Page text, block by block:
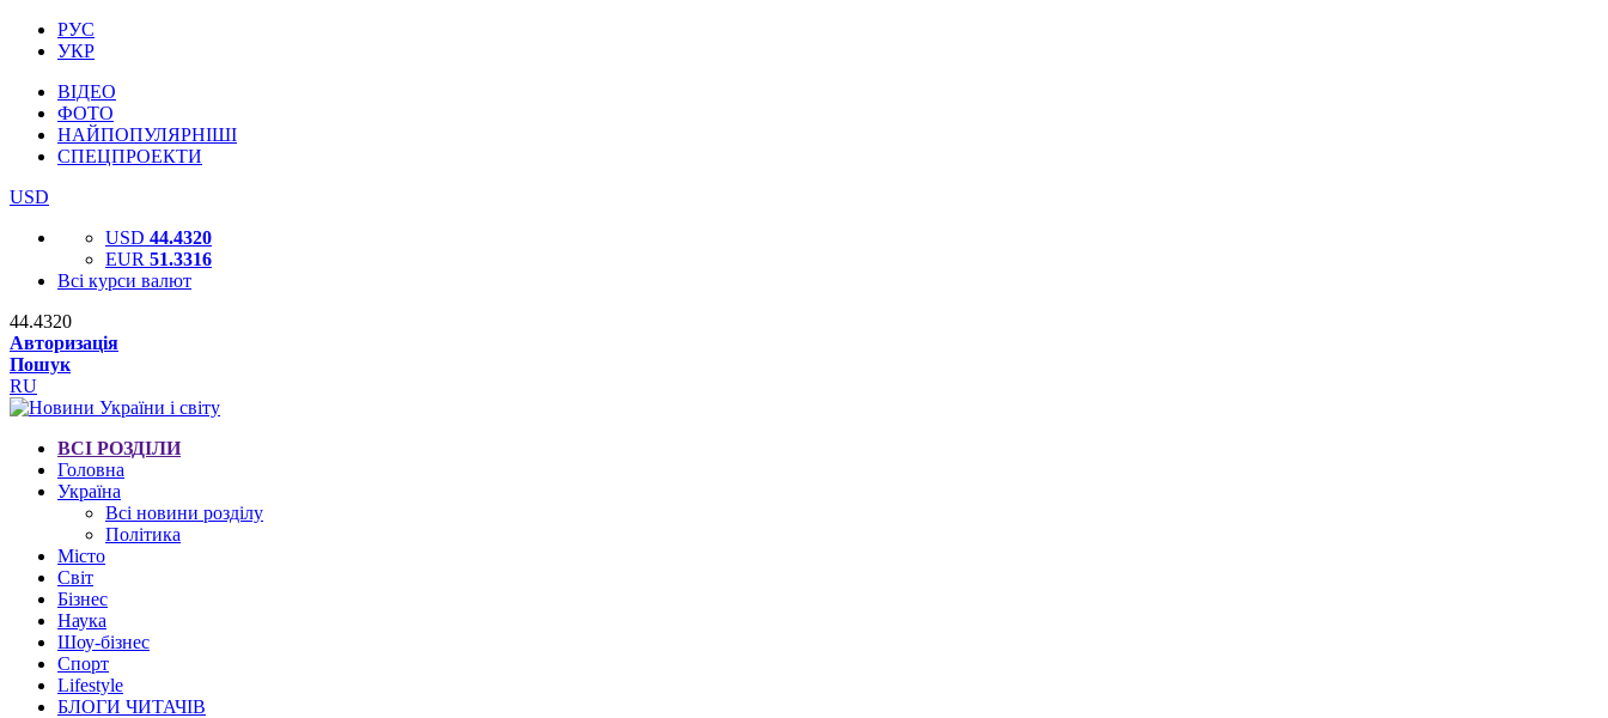
РУС
УКР
ВІДЕО
ФОТО
НАЙПОПУЛЯРНІШІ
СПЕЦПРОЕКТИ
USD
USD 44.4320
EUR 51.3316
Всі курси валют
44.4320
Авторизація
Пошук
RU
ВСІ РОЗДІЛИ
Головна
Україна
Всі новини розділу
Політика
Місто
Світ
Бізнес
Наука
Шоу-бізнес
Спорт
Lifestyle
БЛОГИ ЧИТАЧІВ